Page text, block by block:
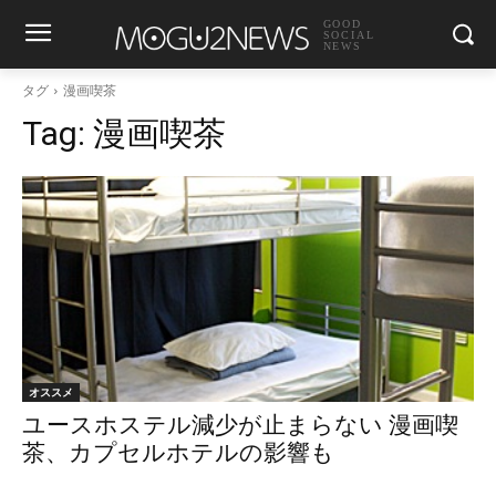
GOOD
SOCIAL
NEWS
タグ 漫画喫茶
Tag: 漫画喫茶
オススメ
ユースホステル減少が止まらない 漫画喫
茶、カプセルホテルの影響も